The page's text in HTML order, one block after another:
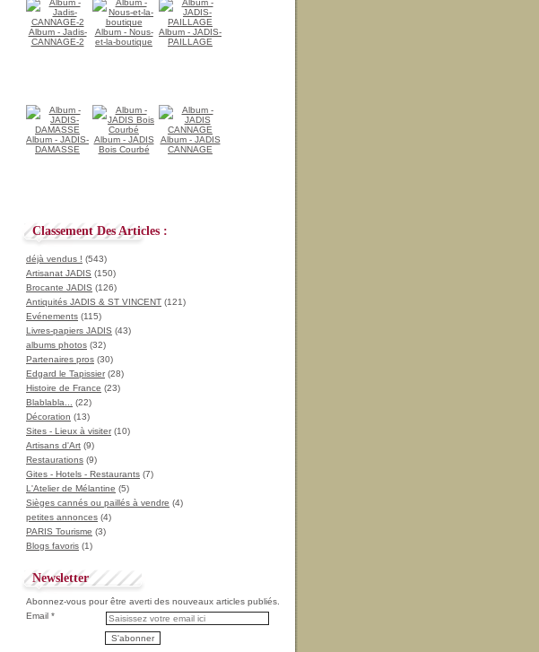
Album - Jadis-
CANNAGE-2
Album - Nous-
et-la-boutique
Album - JADIS-
PAILLAGE
Album - JADIS-
DAMASSE
Album - JADIS
Bois Courbé
Album - JADIS
CANNAGE
Classement Des Articles :
déjà vendus ! (543)
Artisanat JADIS (150)
Brocante JADIS (126)
Antiquités JADIS & ST VINCENT (121)
Evénements (115)
Livres-papiers JADIS (43)
albums photos (32)
Partenaires pros (30)
Edgard le Tapissier(28)
Histoire de France (23)
Blablabla...
(22)
Décoration (13)
Sites - Lieux à visiter(10)
Artisans d'Art (9)
Restaurations (9)
Gites - Hotels - Restaurants (7)
L'Atelier de Mélantine (5)
Sièges cannés ou paillés à vendre (4)
petites annonces (4)
PARIS Tourisme (3)
Blogs favoris (1)
Newsletter
Abonnez-vous pour être averti des nouveaux articles publiés.
Email